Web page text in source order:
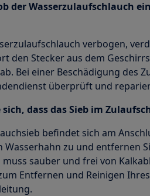
der Wasserzulaufschlauch
verbogen,
den Stecker aus dem
Bei einer Beschädigung des
überprüft und
sich, dass das Sieb im
befindet sich am
Wasserhahn zu und entfernen
muss sauber und frei von
Entfernen und Reinigen